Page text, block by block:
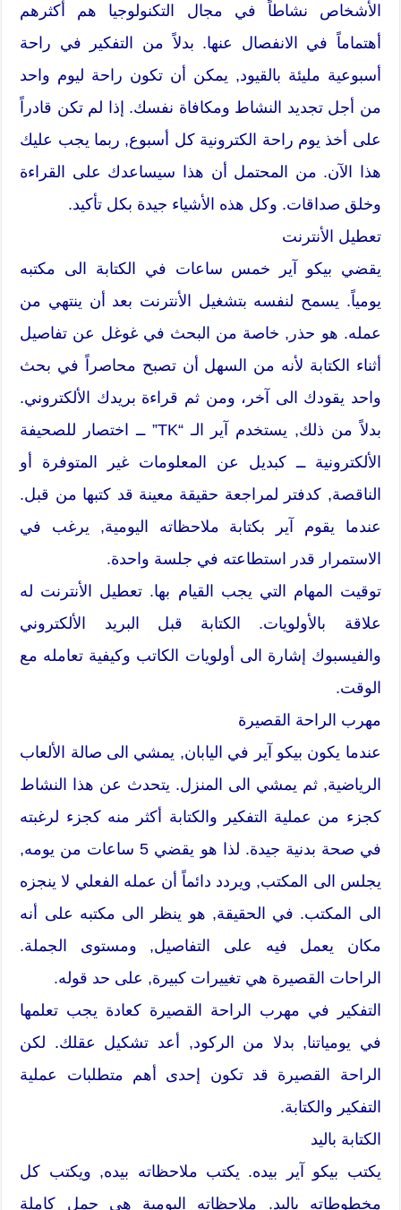
الأشخاص نشاطاً في مجال التكنولوجيا هم أكثرهم
أهتماماً في الانفصال عنها. بدلاً من التفكير في راحة
أسبوعية مليئة بالقيود, يمكن أن تكون راحة ليوم واحد
من أجل تجديد النشاط ومكافاة نفسك. إذا لم تكن قادراً
على أخذ يوم راحة الكترونية كل أسبوع, ربما يجب عليك
هذا الآن. من المحتمل أن هذا سيساعدك على القراءة
وخلق صداقات. وكل هذه الأشياء جيدة بكل تأكيد.
تعطيل الأنترنت
يقضي بيكو آير خمس ساعات في الكتابة الى مكتبه
يومياً. يسمح لنفسه بتشغيل الأنترنت بعد أن ينتهي من
عمله. هو حذر, خاصة من البحث في غوغل عن تفاصيل
أثناء الكتابة لأنه من السهل أن تصبح محاصراً في بحث
واحد يقودك الى آخر، ومن ثم قراءة بريدك الألكتروني.
بدلاً من ذلك, يستخدم آير الـ “TK” ــ اختصار للصحيفة
الألكترونية ــ كبديل عن المعلومات غير المتوفرة أو
الناقصة, كدفتر لمراجعة حقيقة معينة قد كتبها من قبل.
عندما يقوم آير بكتابة ملاحظاته اليومية, يرغب في
الاستمرار قدر استطاعته في جلسة واحدة.
توقيت المهام التي يجب القيام بها. تعطيل الأنترنت له
علاقة بالأولويات. الكتابة قبل البريد الألكتروني
والفيسبوك إشارة الى أولويات الكاتب وكيفية تعامله مع
الوقت.
مهرب الراحة القصيرة
عندما يكون بيكو آير في اليابان, يمشي الى صالة الألعاب
الرياضية, ثم يمشي الى المنزل. يتحدث عن هذا النشاط
كجزء من عملية التفكير والكتابة أكثر منه كجزء لرغبته
في صحة بدنية جيدة. لذا هو يقضي 5 ساعات من يومه,
يجلس الى المكتب, ويردد دائماً أن عمله الفعلي لا ينجزه
الى المكتب. في الحقيقة, هو ينظر الى مكتبه على أنه
مكان يعمل فيه على التفاصيل, ومستوى الجملة.
الراحات القصيرة هي تغييرات كبيرة, على حد قوله.
التفكير في مهرب الراحة القصيرة كعادة يجب تعلمها
في يومياتنا, بدلا من الركود, أعد تشكيل عقلك. لكن
الراحة القصيرة قد تكون إحدى أهم متطلبات عملية
التفكير والكتابة.
الكتابة باليد
يكتب بيكو آير بيده. يكتب ملاحظاته بيده, ويكتب كل
مخطوطاته باليد. ملاحظاته اليومية هي جمل كاملة